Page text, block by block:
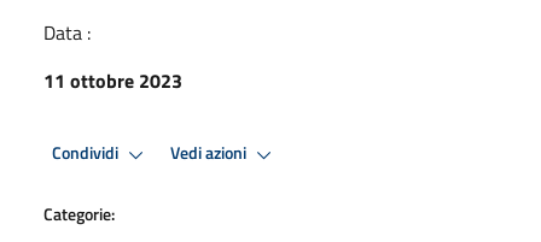
Data :
11 ottobre 2023
Condividi Vedi azioni
Categorie: